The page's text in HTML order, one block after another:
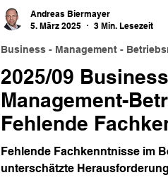
2025/09
Management-
Fehlende
Fehlende Fachkenntnisse im
unterschätzte Herausforderung
Business - Management -
Andreas Biermayer
5. März 2025
3 Min. Lesezeit